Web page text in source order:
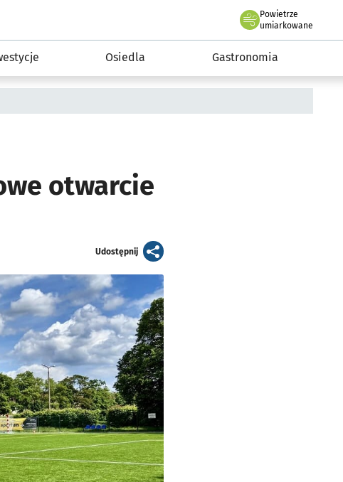
mieszkańca
Powietrze
we Wrocławiu
umiarkowane
Osiedla Gastronomia
otwarcie
Udostępnijartykuł